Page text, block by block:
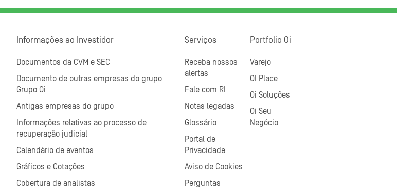
Informações ao Investidor
Documentos da CVM e SEC
Documento de outras empresas do grupo
Grupo Oi
Antigas empresas do grupo
Informações relativas ao processo de
recuperação judicial
Calendário de eventos
Gráficos e Cotações
Cobertura de analistas
Serviços
Receba nossos
alertas
Fale com RI
Notas legadas
Glossário
Portal de
Privacidade
Aviso de Cookies
Perguntas
Portfolio Oi
Varejo
OI Place
Oi Soluções
Oi Seu
Negócio